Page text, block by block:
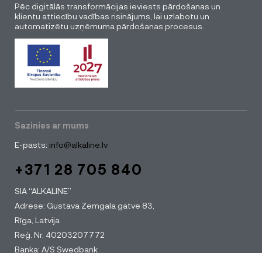
Pēc digitālās transformācijas ieviests pārdošanas un
klientu attiecību vadības risinājums, lai uzlabotu un
automatizētu uzņēmuma pārdošanas procesus.
Sazinies ar mums
E-pasts: info@alkaline.lv
+371 28 705 840
SIA “ALKALINE”
Adrese: Gustava Zemgala gatve 83,
Rīga, Latvija
Reģ. Nr. 40203207772
Banka: A/S Swedbank